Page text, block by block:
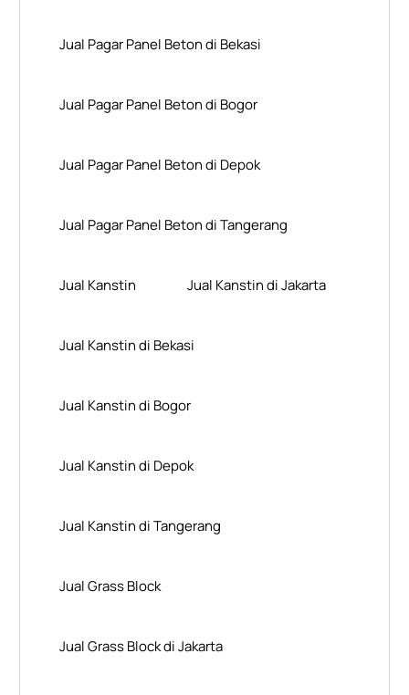
Jual Pagar Panel Beton di Bekasi
Jual Pagar Panel Beton di Bogor
Jual Pagar Panel Beton di Depok
Jual Pagar Panel Beton di Tangerang
Jual Kanstin Jual Kanstin di Jakarta
Jual Kanstin di Bekasi
Jual Kanstin di Bogor
Jual Kanstin di Depok
Jual Kanstin di Tangerang
Jual Grass Block
Jual Grass Block di Jakarta